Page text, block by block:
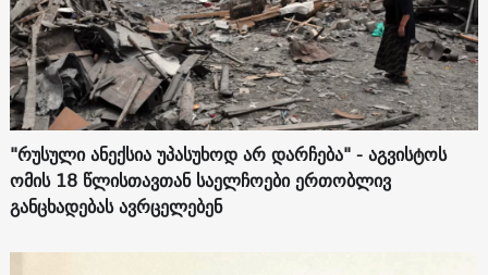
"რუსული ანექსია უპასუხოდ არ დარჩება" - აგვისტოს
ომის 18 წლისთავთან საელჩოები ერთობლივ
განცხადებას ავრცელებენ